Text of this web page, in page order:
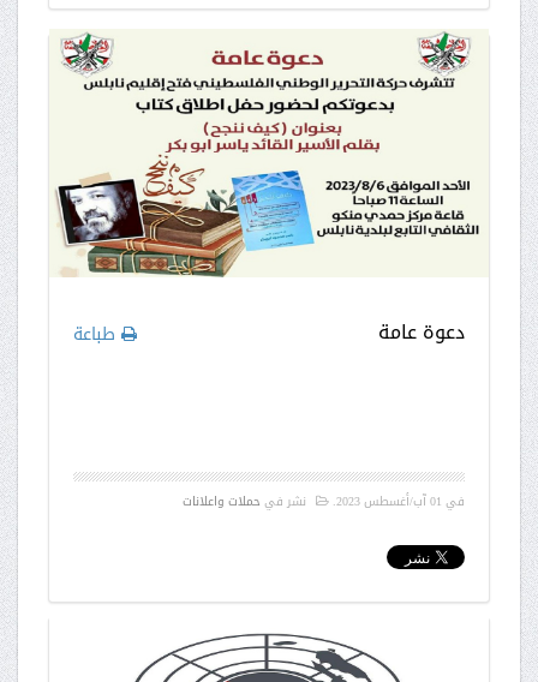
طباعة دعوة عامة
في 01 آب/أغسطس 2023 . نشر في حملات واعلانات